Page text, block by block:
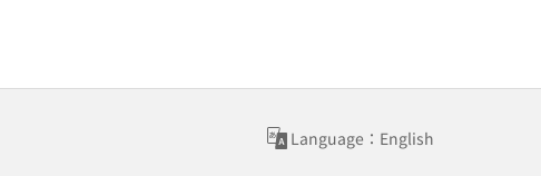
Language：English